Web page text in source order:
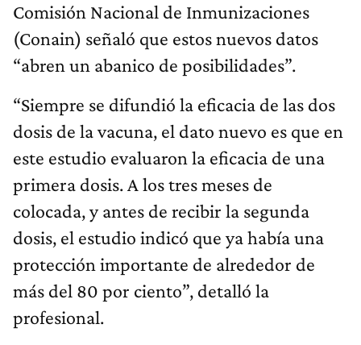
Comisión Nacional de Inmunizaciones
(Conain) señaló que estos nuevos datos
“abren un abanico de posibilidades”.
“Siempre se difundió la eficacia de las dos
dosis de la vacuna, el dato nuevo es que en
este estudio evaluaron la eficacia de una
primera dosis. A los tres meses de
colocada, y antes de recibir la segunda
dosis, el estudio indicó que ya había una
protección importante de alrededor de
más del 80 por ciento”, detalló la
profesional.